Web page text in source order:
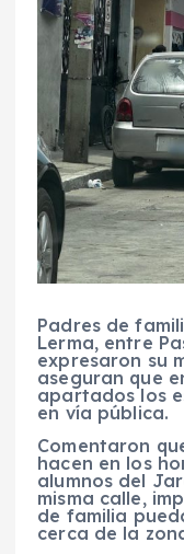
Padres de
Lerma, entre
expresaron su
aseguran que
apartados los
en vía pública.
Comentaron
hacen en los
alumnos del
misma calle,
de familia
cerca de la